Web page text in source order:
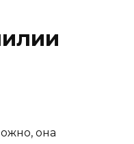
она